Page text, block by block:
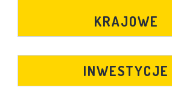
KRAJOWE
INWESTYCJE